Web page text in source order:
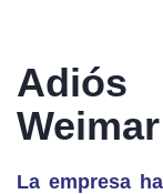
Adiós
Weimar
La empresa